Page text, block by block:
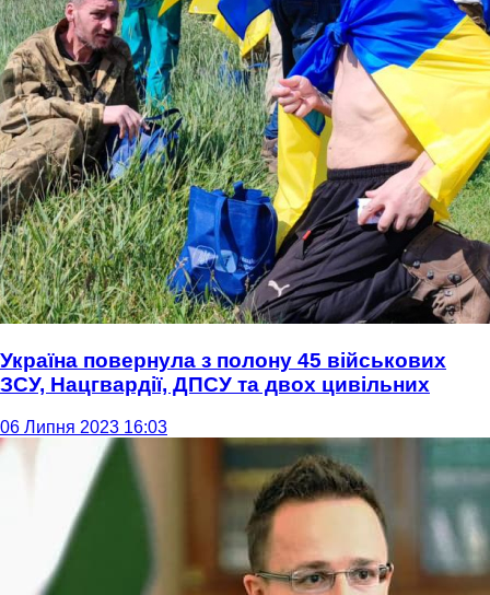
Україна повернула з полону 45 військових
ЗСУ, Нацгвардії, ДПСУ та двох цивільних
06 Липня 2023 16:03